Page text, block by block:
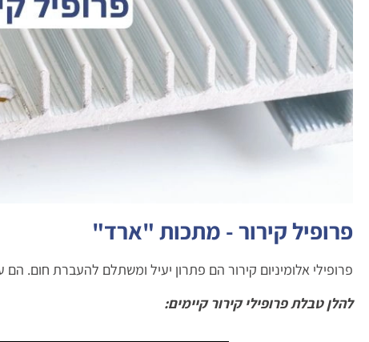
פרופיל קירור - מתכות "ארד"
פרופילי אלומיניום קירור הם פתרון יעיל ומשתלם להעברת חום.
להלן טבלת פרופילי קירור קיימים: